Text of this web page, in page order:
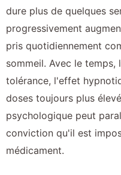
dure plus de quelques
progressivement
pris quotidiennement
sommeil. Avec le
tolérance, l'effet
doses toujours plus
psychologique peut
conviction qu'il est
médicament.